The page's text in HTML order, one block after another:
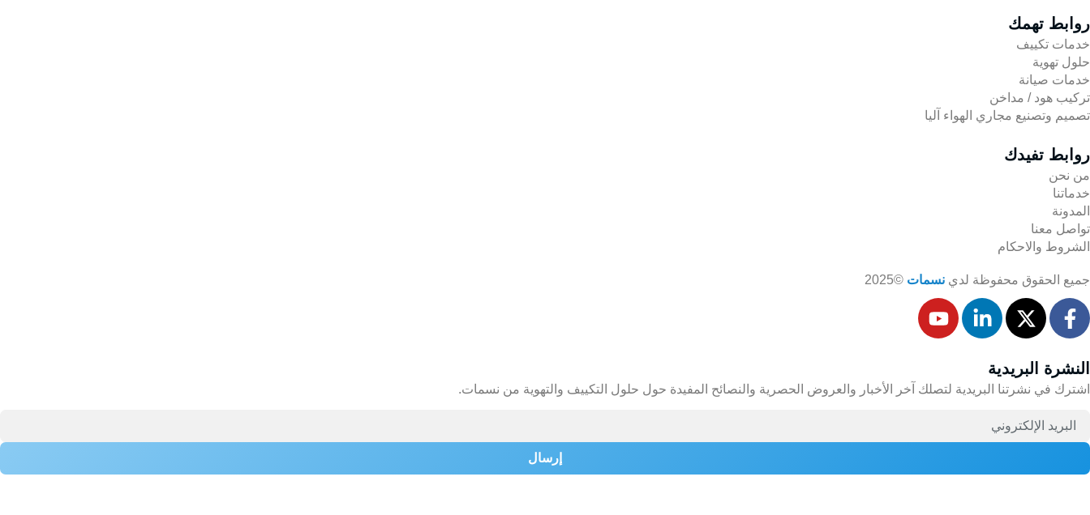
روابط تهمك
خدمات تكييف
حلول تهوية
خدمات صيانة
تركيب هود / مداخن
تصميم وتصنيع مجاري الهواء آليا
روابط تفيدك
من نحن
خدماتنا
المدونة
تواصل معنا
الشروط والاحكام
جميع الحقوق محفوظة لدي نسمات ©2025
النشرة البريدية
اشترك في نشرتنا البريدية لتصلك آخر الأخبار والعروض الحصرية والنصائح المفيدة حول حلول التكييف والتهوية من نسمات.
إرسال